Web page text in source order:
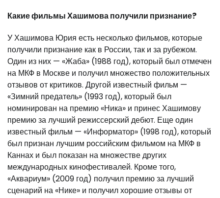
Какие фильмы Хашимова получили признание?
У Хашимова Юрия есть несколько фильмов, которые
получили признание как в России, так и за рубежом.
Один из них — «Жаба» (1988 год), который был отмечен
на МКФ в Москве и получил множество положительных
отзывов от критиков. Другой известный фильм —
«Зимний предатель» (1993 год), который был
номинирован на премию «Ника» и принес Хашимову
премию за лучший режиссерский дебют. Еще один
известный фильм — «Информатор» (1998 год), который
был признан лучшим российским фильмом на МКФ в
Каннах и был показан на множестве других
международных кинофестивалей. Кроме того,
«Аквариум» (2009 год) получил премию за лучший
сценарий на «Нике» и получил хорошие отзывы от